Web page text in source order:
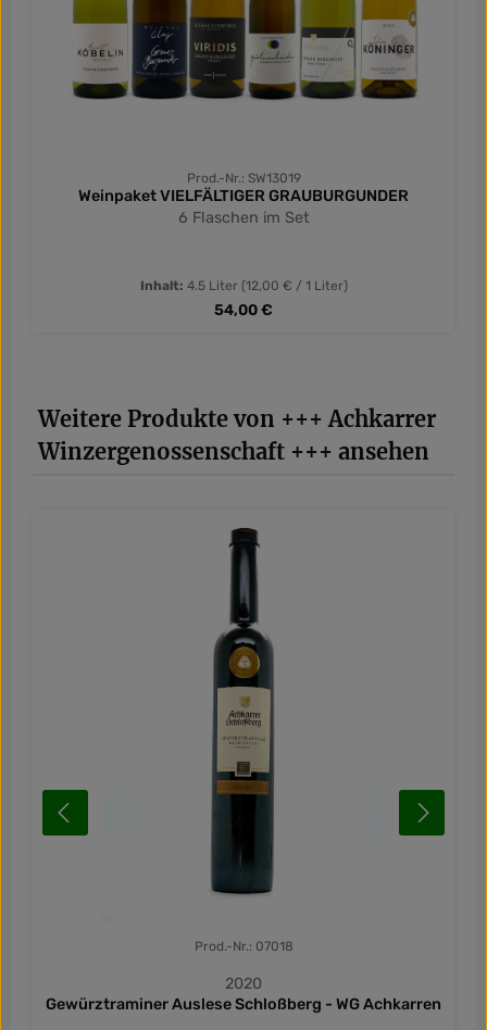
Prod.-Nr.: SW13019
Weinpaket VIELFÄLTIGER GRAUBURGUNDER
6 Flaschen im Set
Inhalt: 4.5 Liter (12,00 € / 1 Liter)
Regulärer Preis:
54,00 €
Produktgalerie überspringen
Weitere Produkte von +++ Achkarrer
Winzergenossenschaft +++ ansehen
Prod.-Nr.: 07018
2020
Gewürztraminer Auslese Schloßberg - WG Achkarren